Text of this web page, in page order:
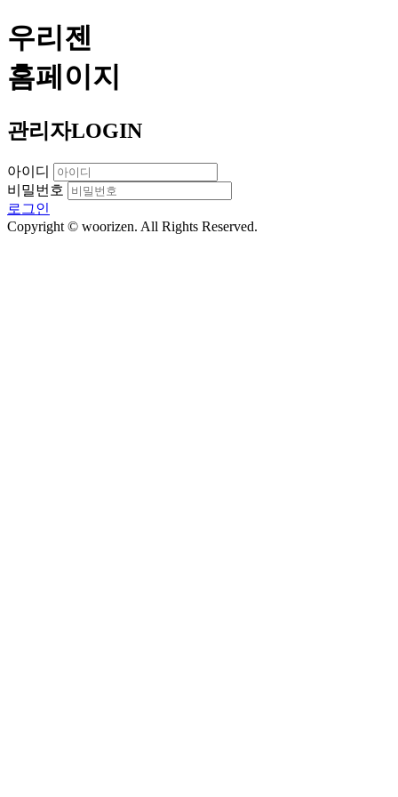
우리젠
홈페이지
관리자LOGIN
아이디
비밀번호
로그인
Copyright © woorizen. All Rights Reserved.